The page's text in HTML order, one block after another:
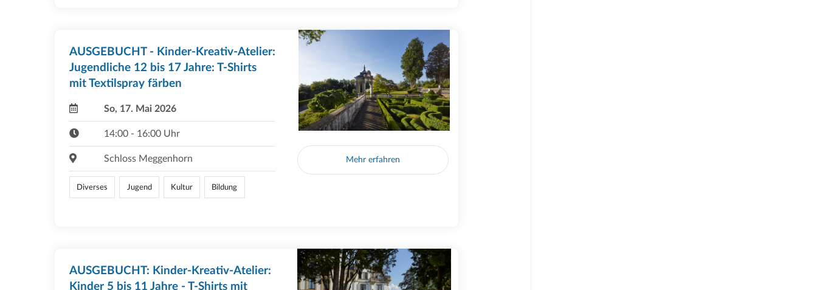
AUSGEBUCHT - Kinder-Kreativ-Atelier:
Jugendliche 12 bis 17 Jahre: T-Shirts
mit Textilspray färben
So, 17. Mai 2026
14:00 - 16:00 Uhr
Schloss Meggenhorn
Diverses Jugend Kultur Bildung
Mehr erfahren
AUSGEBUCHT: Kinder-Kreativ-Atelier:
Kinder 5 bis 11 Jahre - T-Shirts mit